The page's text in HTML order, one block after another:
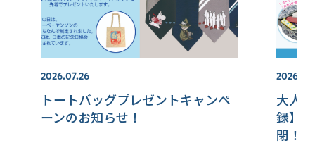
2026.07.26
トートバッグプレゼントキャンペ
ーンのお知らせ！
大人
録】
閉！